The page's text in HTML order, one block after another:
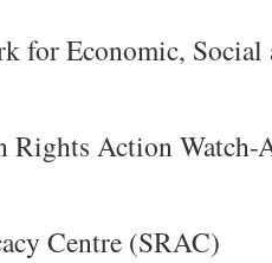
for Economic,
Rights Action Watch-
Centre (SRAC)